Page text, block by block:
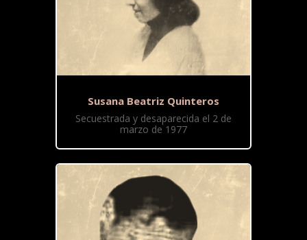
Susana Beatriz Quinteros
Secuestrada y desaparecida el 2 de
marzo de 1977